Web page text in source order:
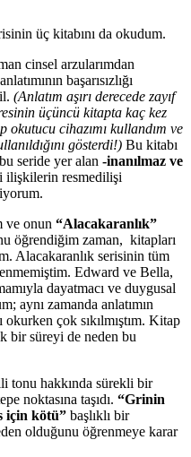
üç kitabını da okudum.
cinsel arzularımdan
başarısızlığı
(Anlatım aşırı derecede zayıf
üçüncü kitapta kaç kez
okutucu cihazımı kullandım ve
gösterdi!) Bu kitabı
seride yer alan -inanılmaz ve
ilişkilerin resmedilişi
ve onun “Alacakaranlık”
öğrendiğim zaman, kitapları
Alacakaranlık serisinin tüm
Edward ve Bella,
dayatmacı ve duygusal
aynı zamanda anlatımın
çok sıkılmıştım. Kitap
bir süreyi de neden bu
tonu hakkında sürekli bir
noktasına taşıdı. “Grinin
için kötü” başlıklı bir
olduğunu öğrenmeye karar